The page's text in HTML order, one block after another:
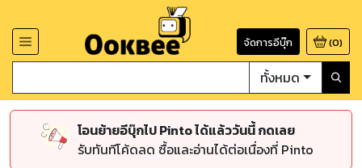
จัดการอีบุ๊ก (0)
ทั้งหมด
โอนย้ายอีบุ๊กไป Pinto ได้แล้ววันนี้ กดเลย
รับทันทีโค้ดลด ซื้อและอ่านได้ต่อเนื่องที่ Pinto